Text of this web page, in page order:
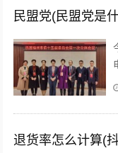
民盟党(民盟党是
退货率怎么计算(